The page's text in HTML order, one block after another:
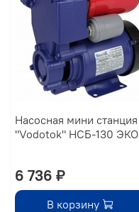
Насосная мини станция
"Vodotok" НСБ-130 ЭКО
6 736 ₽
В корзину